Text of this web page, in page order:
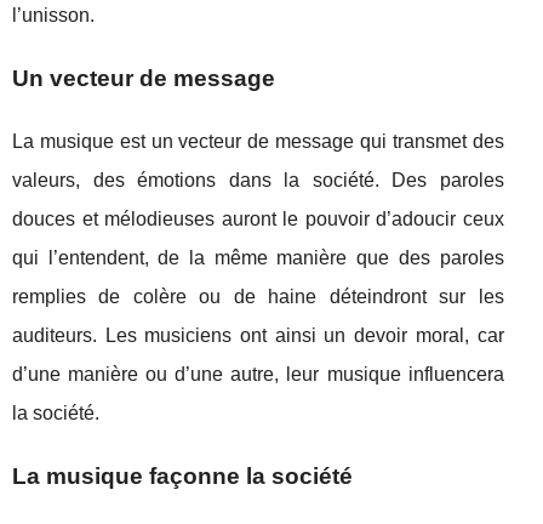
l’unisson.
Un vecteur de message
La musique est un vecteur de message qui transmet des
valeurs, des émotions dans la société. Des paroles
douces et mélodieuses auront le pouvoir d’adoucir ceux
qui l’entendent, de la même manière que des paroles
remplies de colère ou de haine déteindront sur les
auditeurs. Les musiciens ont ainsi un devoir moral, car
d’une manière ou d’une autre, leur musique influencera
la société.
La musique façonne la société